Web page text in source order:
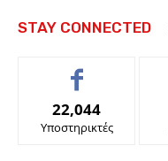
STAY CONNECTED
22,044
Υποστηρικτές